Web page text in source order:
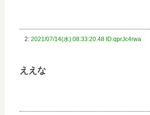
2: 2021/07/14(水) 08:33:20.48 ID:qprJc4rwa
ええな